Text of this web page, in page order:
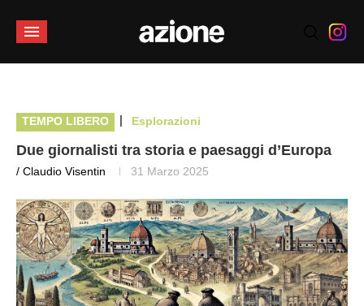
TEMPO LIBERO | Esplorazioni
Due giornalisti tra storia e paesaggi d’Europa
/ Claudio Visentin 31 Marzo 2025